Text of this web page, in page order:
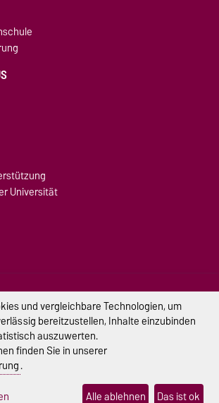
Universität
Impressum
Datenschutz
Cookie-Einstellungen
und vergleichbare Technologien, um
bereitzustellen, Inhalte einzubinden
auszuwerten.
finden Sie in unserer
.
Alle ablehnen Das ist ok